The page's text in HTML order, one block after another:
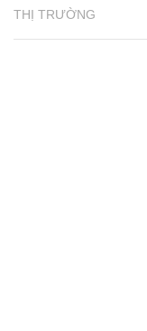
THỊ TRƯỜNG